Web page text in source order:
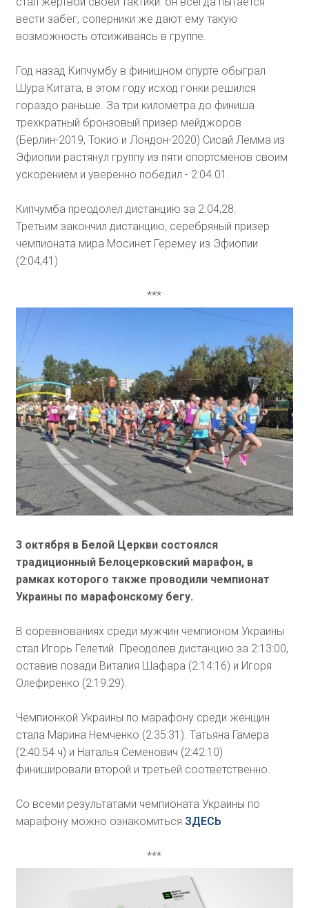
вести забег, соперники же дают ему такую
возможность отсиживаясь в группе.
Год назад Кипчумбу в финишном спурте обыграл
Шура Китата, в этом году исход гонки решился
гораздо раньше. За три километра до финиша
трехкратный бронзовый призер мейджоров
(Берлин-2019, Токио и Лондон-2020) Сисай Лемма из
Эфиопии растянул группу из пяти спортсменов своим
ускорением и уверенно победил - 2:04.01.
Кипчумба преодолел дистанцию за 2.04,28.
Третьим закончил дистанцию, серебряный призер
чемпионата мира Мосинет Геремеу из Эфиопии
(2:04,41)
***
3 октября в Белой Церкви состоялся
традиционный Белоцерковский марафон, в
рамках которого также проводили чемпионат
Украины по марафонскому бегу.
В соревнованиях среди мужчин чемпионом Украины
стал Игорь Гелетий. Преодолев дистанцию за 2:13:00,
оставив позади Виталия Шафара (2:14:16) и Игоря
Олефиренко (2:19:29).
Чемпионкой Украины по марафону среди женщин
стала Марина Немченко (2:35:31). Татьяна Гамера
(2:40:54 ч) и Наталья Семенович (2:42:10)
финишировали второй и третьей соответственно.
Со всеми результатами чемпионата Украины по
марафону можно ознакомиться ЗДЕСЬ
***